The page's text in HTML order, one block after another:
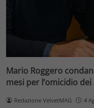
Mario Roggero
mesi per l’omicidio
Redazione VelvetMAG 4